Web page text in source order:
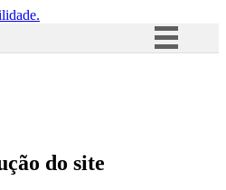
Acesso à informação
do site